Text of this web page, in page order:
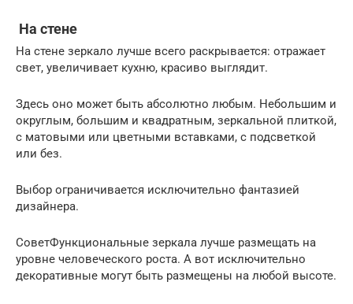
На стене
На стене зеркало лучше всего раскрывается: отражает
свет, увеличивает кухню, красиво выглядит.
Здесь оно может быть абсолютно любым. Небольшим и
округлым, большим и квадратным, зеркальной плиткой,
с матовыми или цветными вставками, с подсветкой
или без.
Выбор ограничивается исключительно фантазией
дизайнера.
СоветФункциональные зеркала лучше размещать на
уровне человеческого роста. А вот исключительно
декоративные могут быть размещены на любой высоте.